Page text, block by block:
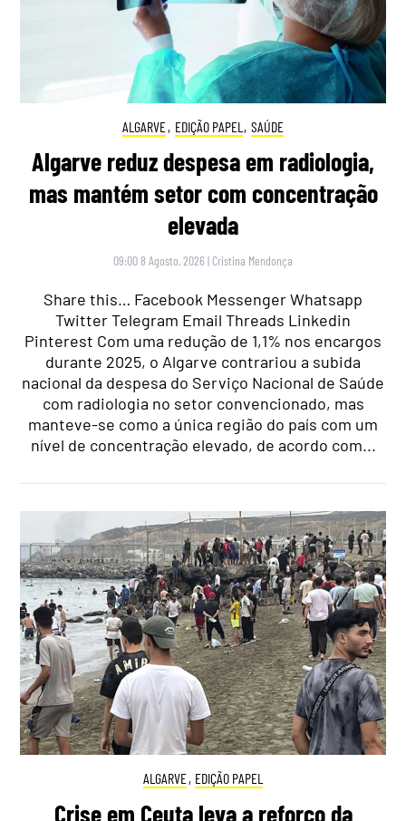
ALGARVE, EDIÇÃO PAPEL , SAÚDE
Algarve reduz despesa em radiologia,
mas mantém setor com concentração
elevada
09:00 8 Agosto, 2026 | Cristina Mendonça
Share this… Facebook Messenger Whatsapp
Twitter Telegram Email Threads Linkedin
Pinterest Com uma redução de 1,1% nos encargos
durante 2025, o Algarve contrariou a subida
nacional da despesa do Serviço Nacional de Saúde
com radiologia no setor convencionado, mas
manteve-se como a única região do país com um
nível de concentração elevado, de acordo com...
ALGARVE, EDIÇÃO PAPEL
Crise em Ceuta leva a reforço da